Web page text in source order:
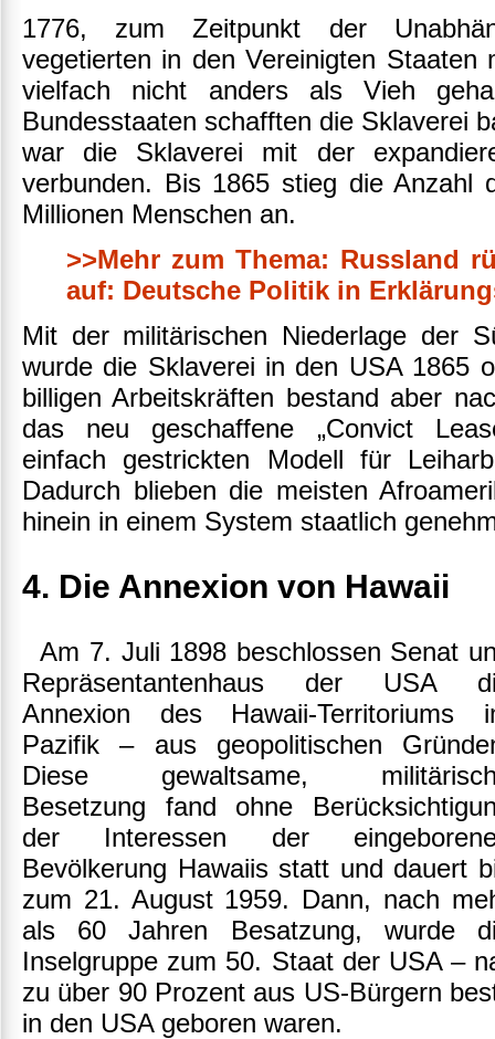
1776, zum Zeitpunkt der
vegetierten in den Vereinigten Staaten
vielfach nicht anders als Vieh
Bundesstaaten schafften die Sklaverei
war die Sklaverei mit der
verbunden. Bis 1865 stieg die Anzahl
Millionen Menschen an.
>>Mehr zum Thema: Russland
auf: Deutsche Politik in
Mit der militärischen Niederlage der
wurde die Sklaverei in den USA 1865
billigen Arbeitskräften bestand aber
das neu geschaffene „Convict
einfach gestrickten Modell für
Dadurch blieben die meisten
hinein in einem System staatlich
4. Die Annexion von Hawaii
Am 7. Juli 1898 beschlossen Senat
Repräsentantenhaus der USA
Annexion des Hawaii-Territoriums
Pazifik – aus geopolitischen
Diese gewaltsame,
Besetzung fand ohne
der Interessen der
Bevölkerung Hawaiis statt und dauert
zum 21. August 1959. Dann, nach
als 60 Jahren Besatzung, wurde
Inselgruppe zum 50. Staat der USA –
zu über 90 Prozent aus US-Bürgern
in den USA geboren waren.